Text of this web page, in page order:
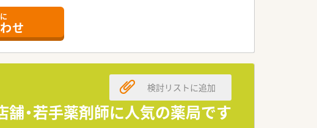
。
す。
予定です。
せ
・若手薬剤師に人気の薬局です
検討リストに追加